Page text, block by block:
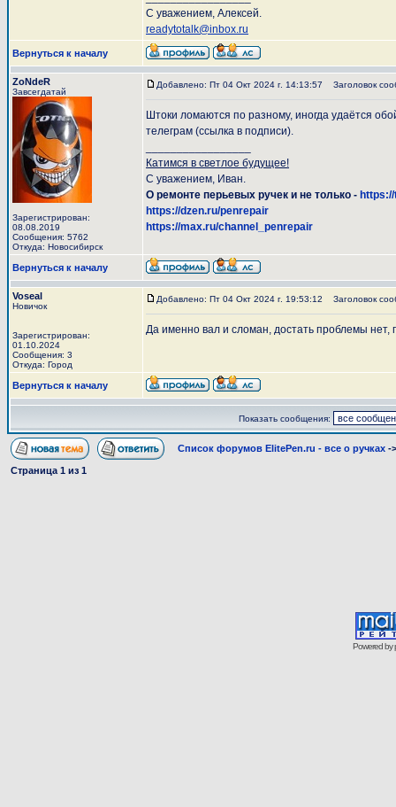
С уважением, Алексей.
readytotalk@inbox.ru
Вернуться к началу
ZoNdeR
Завсегдатай
Зарегистрирован:
08.08.2019
Сообщения: 5762
Откуда: Новосибирск
Добавлено: Пт 04 Окт 2024 г. 14:13:57 Заголовок
Штоки ломаются по разному, иногда удаётся
телеграм (ссылка в подписи).
Катимся в светлое будущее!
С уважением, Иван.
О ремонте перьевых ручек и не только -
https://dzen.ru/penrepair
https://max.ru/channel_penrepair
Вернуться к началу
Voseal
Новичок
Зарегистрирован:
01.10.2024
Сообщения: 3
Откуда: Город
Добавлено: Пт 04 Окт 2024 г. 19:53:12 Заголовок
Да именно вал и сломан, достать проблемы нет,
Вернуться к началу
Показать сообщения:
Список форумов ElitePen.ru - все о ручках -
Страница 1 из 1
Powered by